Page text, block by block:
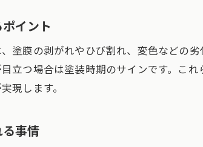
放置された外壁が迎える
外壁塗装不足が家全体に
イント
塗膜の剥がれやひび割れ、変色などの
立つ場合は塗装時期のサインです。こ
現します。
事情